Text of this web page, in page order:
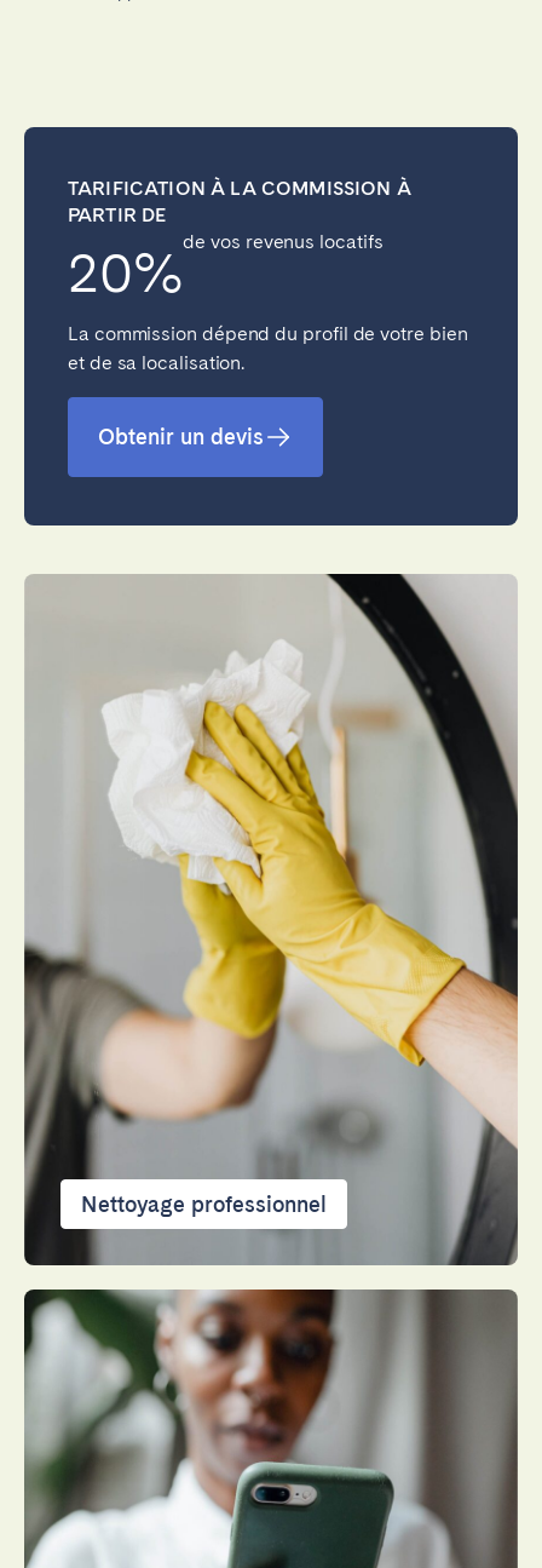
TARIFICATION À LA COMMISSION À
PARTIR DE
20%de vos revenus locatifs
La commission dépend du profil de votre bien
et de sa localisation.
Obtenir un devis
Nettoyage professionnel
Fermer
Choisir la langue
English
Français
Español
Português